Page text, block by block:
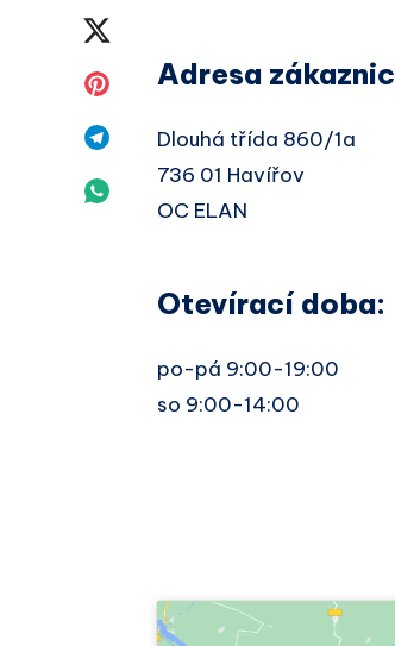
Facebook
Sdílet
Pinterest
Sdílet
Sdílet
Adresa
Dlouhá třída 860/1a
736 01 Havířov
OC ELAN
Otevírací doba:
po-pá 9:00-19:00
so 9:00-14:00